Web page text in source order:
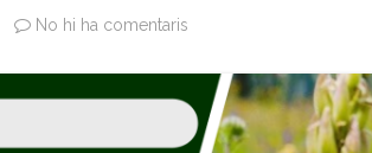
No hi ha comentaris
R
:
E
t